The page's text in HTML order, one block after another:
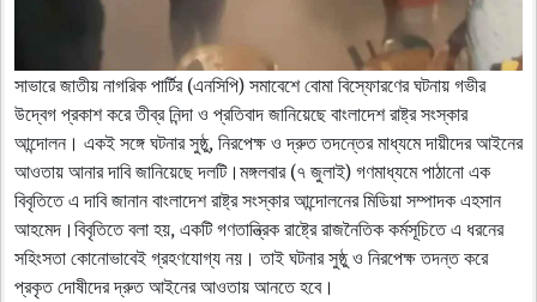
সাভারে জাতীয় নাগরিক পার্টির (এনসিপি) সমাবেশে বোমা বিস্ফোরণের ঘটনায় গভীর
উদ্বেগ প্রকাশ করে তীব্র নিন্দা ও প্রতিবাদ জানিয়েছে বাংলাদেশ রাষ্ট্র সংস্কার
আন্দোলন। একই সঙ্গে ঘটনার সুষ্ঠু, নিরপেক্ষ ও দ্রুত তদন্তের মাধ্যমে দায়ীদের আইনের
আওতায় আনার দাবি জানিয়েছে দলটি।মঙ্গলবার (৭ জুলাই) গণমাধ্যমে পাঠানো এক
বিবৃতিতে এ দাবি জানান বাংলাদেশ রাষ্ট্র সংস্কার আন্দোলনের মিডিয়া সম্পাদক এহসান
আহমেদ।বিবৃতিতে বলা হয়, একটি গণতান্ত্রিক রাষ্ট্রে রাজনৈতিক কর্মসূচিতে এ ধরনের
সহিংসতা কোনোভাবেই গ্রহণযোগ্য নয়। তাই ঘটনার সুষ্ঠু ও নিরপেক্ষ তদন্ত করে
প্রকৃত দোষীদের দ্রুত আইনের আওতায় আনতে হবে।